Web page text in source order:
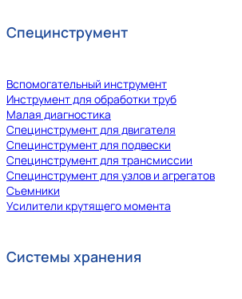
Специнструмент
Вспомогательный инструмент
Инструмент для обработки труб
Малая диагностика
Специнструмент для двигателя
Специнструмент для подвески
Специнструмент для трансмиссии
Специнструмент для узлов и агрегатов
Съемники
Усилители крутящего момента
Системы хранения